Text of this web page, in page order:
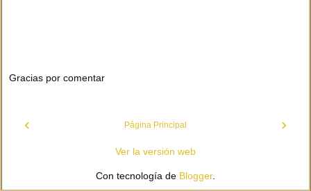
Gracias por comentar
‹ ›
Página Principal
Ver la versión web
Con tecnología de Blogger.